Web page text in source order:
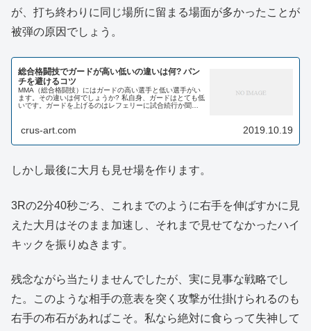
が、打ち終わりに同じ場所に留まる場面が多かったことが
被弾の原因でしょう。
総合格闘技でガードが高い低いの違いは何? パン
チを避けるコツ
MMA（総合格闘技）にはガードの高い選手と低い選手がい
ます。その違いは何でしょうか? 私自身、ガードはとても低
いです。ガードを上げるのはレフェリーに試合続行か聞か
crus-art.com 2019.10.19
しかし最後に大月も見せ場を作ります。
3Rの2分40秒ごろ、これまでのように右手を伸ばすかに見
えた大月はそのまま加速し、それまで見せてなかったハイ
キックを振りぬきます。
残念ながら当たりませんでしたが、実に見事な戦略でし
た。このような相手の意表を突く攻撃が仕掛けられるのも
右手の布石があればこそ。私なら絶対に食らって失神して